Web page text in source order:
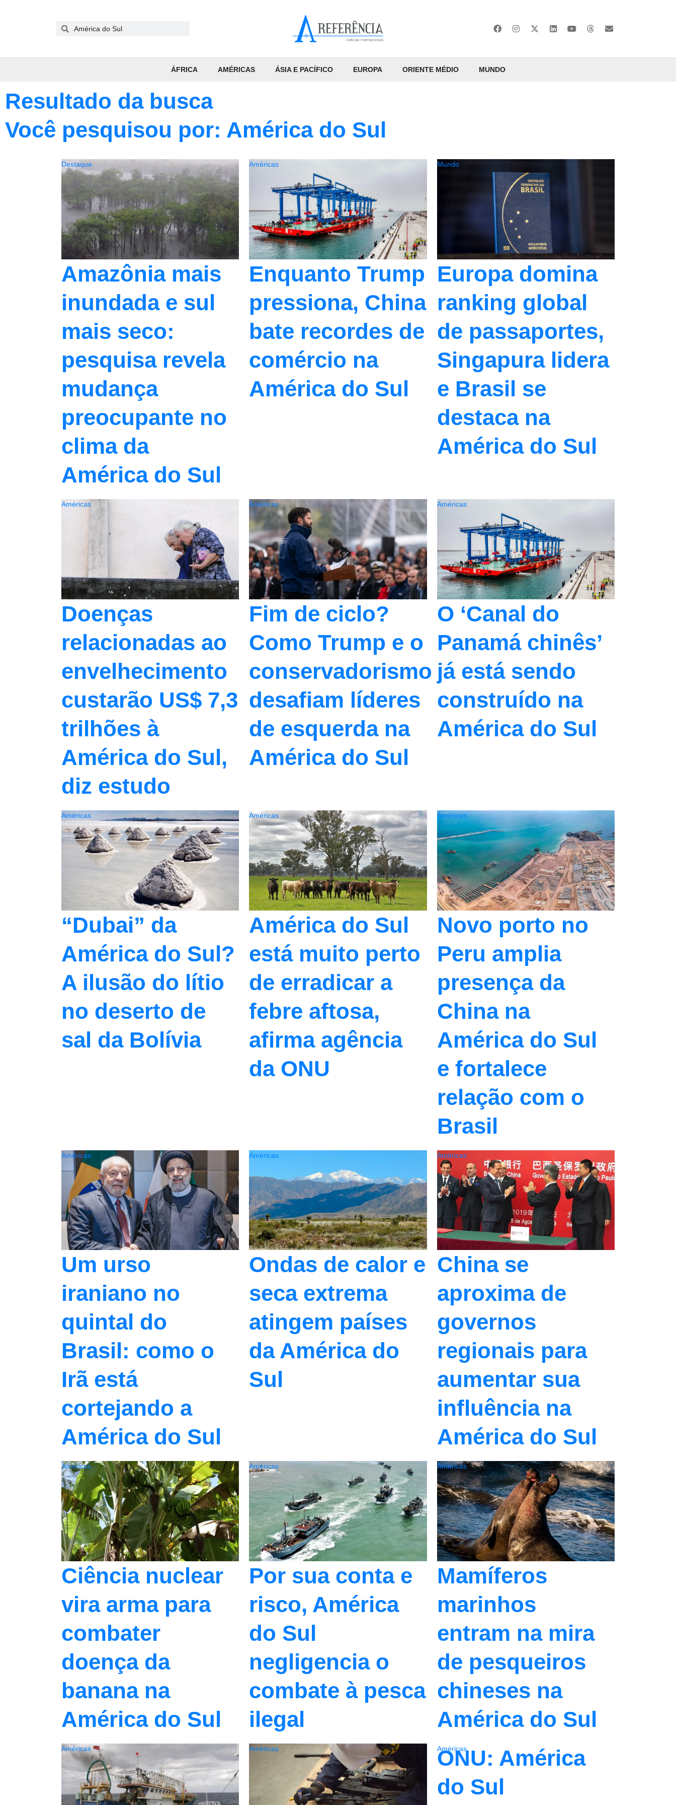
ÁFRICA AMÉRICAS ÁSIA E PACÍFICO EUROPA ORIENTE MÉDIO MUNDO
Resultado da busca
Você pesquisou por: América do Sul
Amazônia mais
inundada e sul
mais seco:
pesquisa revela
mudança
preocupante no
clima da
América do Sul
Destaque
Enquanto Trump
pressiona, China
bate recordes de
comércio na
América do Sul
Américas
Europa domina
ranking global
de passaportes,
Singapura lidera
e Brasil se
destaca na
América do Sul
Mundo
Doenças
relacionadas ao
envelhecimento
custarão US$ 7,3
trilhões à
América do Sul,
diz estudo
Américas
Fim de ciclo?
Como Trump e o
conservadorismo
desafiam líderes
de esquerda na
América do Sul
Américas
O ‘Canal do
Panamá chinês’
já está sendo
construído na
América do Sul
Américas
“Dubai” da
América do Sul?
A ilusão do lítio
no deserto de
sal da Bolívia
Américas
América do Sul
está muito perto
de erradicar a
febre aftosa,
afirma agência
da ONU
Américas
Novo porto no
Peru amplia
presença da
China na
América do Sul
e fortalece
relação com o
Brasil
Américas
Um urso
iraniano no
quintal do
Brasil: como o
Irã está
cortejando a
América do Sul
Américas
Ondas de calor e
seca extrema
atingem países
da América do
Sul
Américas
China se
aproxima de
governos
regionais para
aumentar sua
influência na
América do Sul
Américas
Ciência nuclear
vira arma para
combater
doença da
banana na
América do Sul
Américas
Por sua conta e
risco, América
do Sul
negligencia o
combate à pesca
ilegal
Américas
Mamíferos
marinhos
entram na mira
de pesqueiros
chineses na
América do Sul
Américas
Américas Américas
ONU: América
do Sul
Américas